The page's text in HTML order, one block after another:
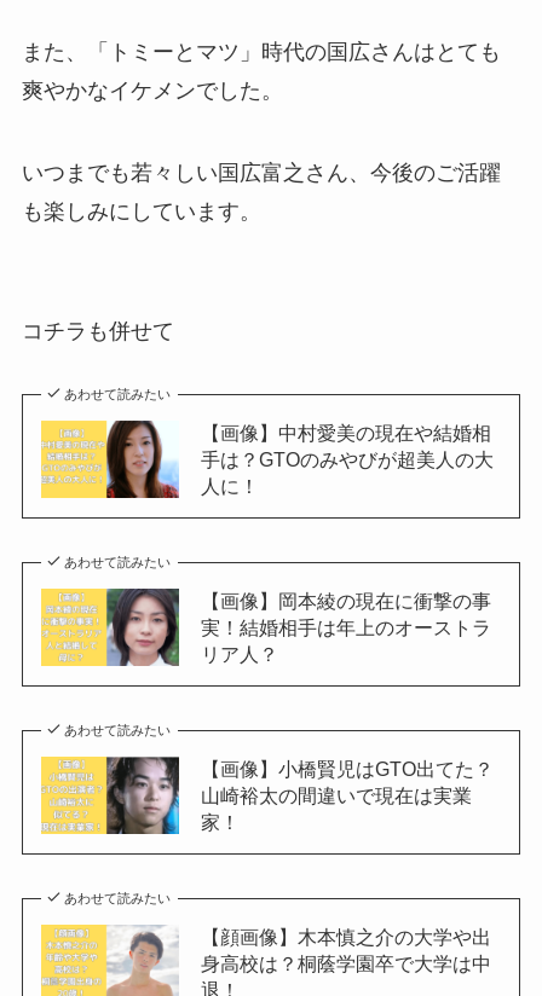
また、「トミーとマツ」時代の国広さんはとても
爽やかなイケメンでした。
いつまでも若々しい国広富之さん、今後のご活躍
も楽しみにしています。
コチラも併せて
あわせて読みたい
【画像】中村愛美の現在や結婚相
手は？GTOのみやびが超美人の大
人に！
あわせて読みたい
【画像】岡本綾の現在に衝撃の事
実！結婚相手は年上のオーストラ
リア人？
あわせて読みたい
【画像】小橋賢児はGTO出てた？
山崎裕太の間違いで現在は実業
家！
あわせて読みたい
【顔画像】木本慎之介の大学や出
身高校は？桐蔭学園卒で大学は中
退！